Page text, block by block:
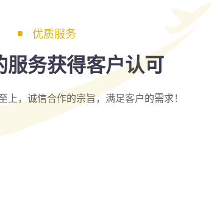
优质服务
服务获得客户认可
上，诚信合作的宗旨，满足客户的需求！